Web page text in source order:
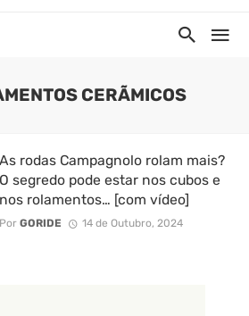
CERÃMICOS
As rodas Campagnolo rolam mais?
O segredo pode estar nos cubos e
nos rolamentos… [com vídeo]
Por GORIDE 14 de Outubro, 2024